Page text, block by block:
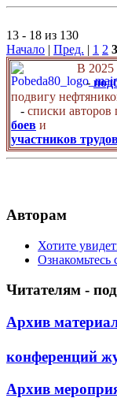
13 - 18 из 130
Начало | Пред. | 1 2 3
В 2025
-
подвигу
- списки
боев и
участников
Авторам
Хотите
Читателям -
Архив
конференций
Архив